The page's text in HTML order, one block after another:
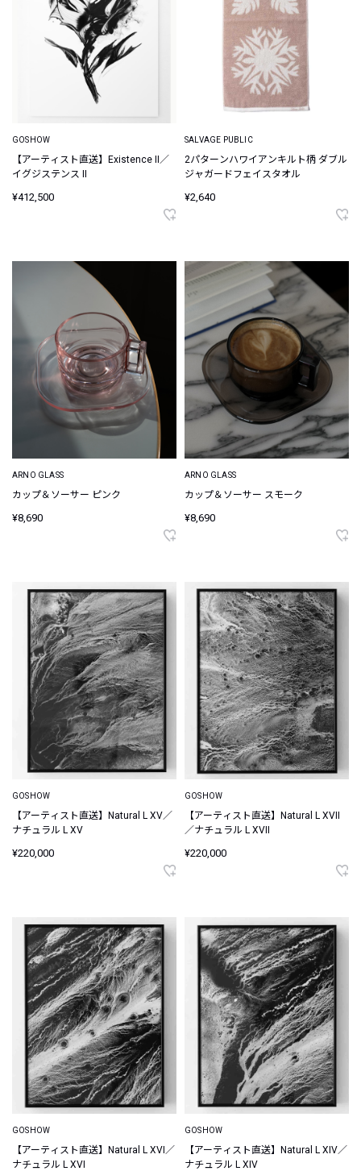
GOSHOW
【アーティスト直送】Existence II／
イグジステンス II
¥412,500
SALVAGE PUBLIC
2パターンハワイアンキルト柄 ダブル
ジャガードフェイスタオル
¥2,640
ARNO GLASS
カップ＆ソーサー ピンク
¥8,690
ARNO GLASS
カップ＆ソーサー スモーク
¥8,690
GOSHOW
【アーティスト直送】Natural L XV／
ナチュラル L XV
¥220,000
GOSHOW
【アーティスト直送】Natural L XVII
／ナチュラル L XVII
¥220,000
GOSHOW
【アーティスト直送】Natural L XVI／
ナチュラル L XVI
GOSHOW
【アーティスト直送】Natural L XIV／
ナチュラル L XIV